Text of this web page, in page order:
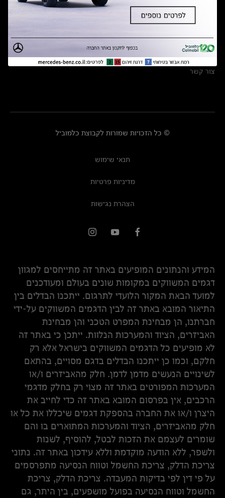
מצאו אותנו
אולמות תצוגה
מרכזי שירות
צור קשר
© כל הזכויות שמורות לקבוצת כלמוביל
תנאי שימוש
מדיניות פרטיות
הצהרת נגישות
המידע והנתונים המופיעים באתר זה מתייחסים למגוון
דגמים המשווקים במקומות שונים בעולם ומעודכנים
למועד הבאת המקור הלועדי לתרגום. ייתכנו הבדלים בין
התיאור המובא באתר זה לבין הדגמים המשווקים על-ידי
חברתנו, הן מבחינת המפרט הטכני והן מבחינת
האביזרים, הציוד והמערכות הנלוות. ייתכן כי באתר זה
לא מופיעים כל הדגמים המשווקים בישראל אלא רק
חלקם, וכמו כן ייתכנו הבדלים בדגם מסויים, בהתאם
לשינויים הנעשים מדמן לדמן. חלק מהאביזרים ו/או
המערכות המפורטים באתר זה מצוי רק בחלק מדגמי
הרכבים, אין בפרסום המובא באתר זה כדי לחייב את
היצרן ו/או את החברה בהספקת דגמים שיכללו את כל או
חלק מהאביזרים, הציוד והמערכות המתוארים בו והם
שומרים לעצמם את הזכות לבטל, להוסיף, לשנות
ולשפר, ללא הודעה מוקדמת וללא עידכון באתר זה. נתוני
צריכת הדלק, צריכת החשמל וטווח הנסיעה מתפרסמים
על פי דין לפי בדיקות המעבדה. צריכת הדלק, צריכת
החשמל וטווח הנסיעה בפועל מושפעים, בין היתר, גם